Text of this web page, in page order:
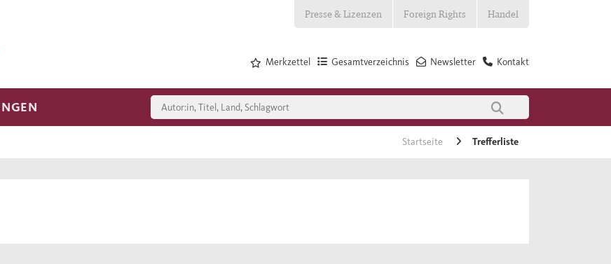
Presse & Lizenzen Foreign Rights Handel
Kontakt
Newsletter
Gesamtverzeichnis
Merkzettel
Startseite Trefferliste